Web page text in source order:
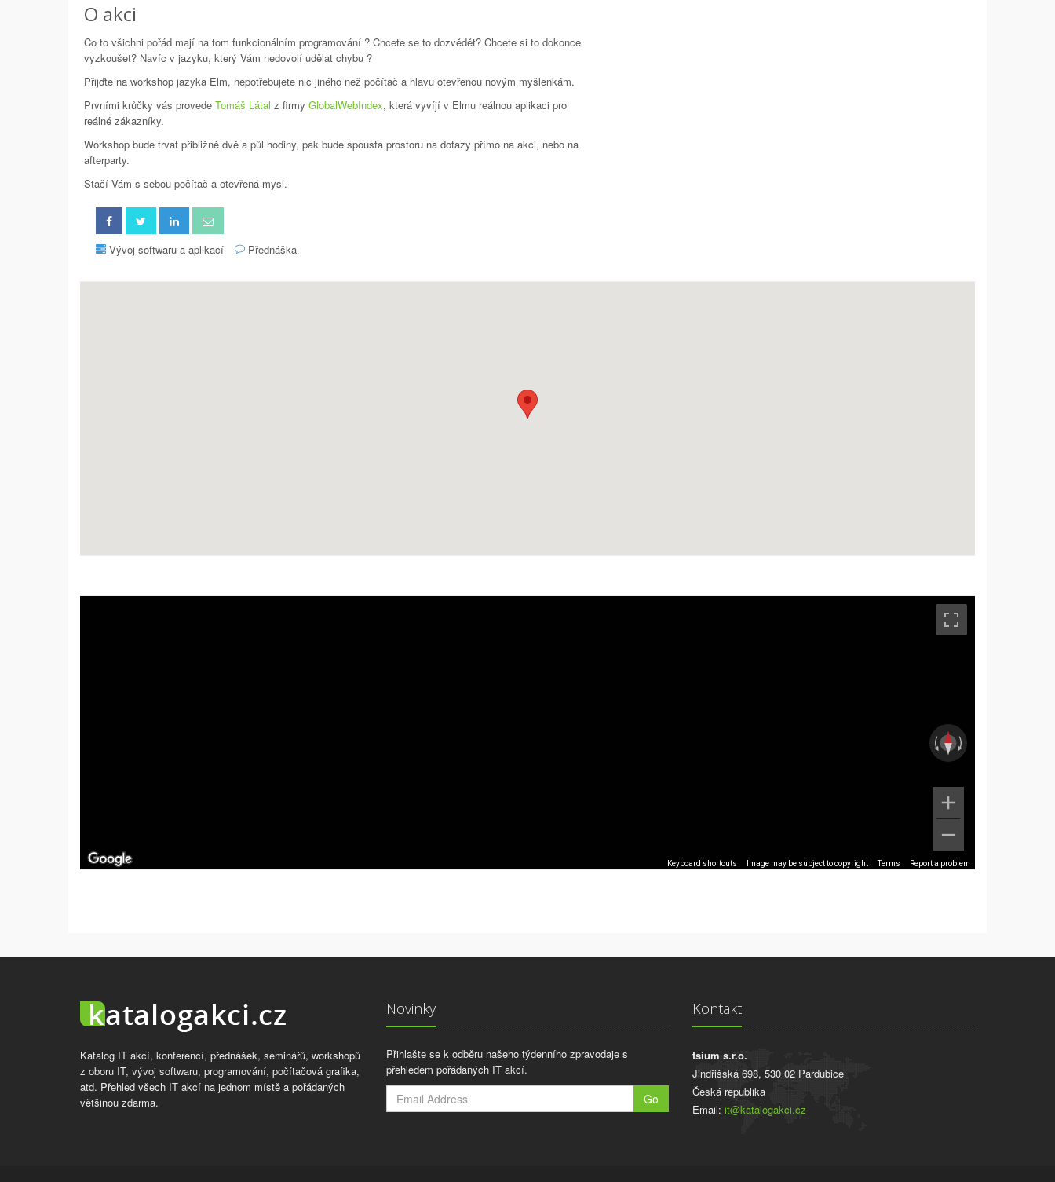
O akci
Co to všichni pořád mají na tom funkcionálním programování ? Chcete se to dozvědět? Chcete si to dokonce
vyzkoušet? Navíc v jazyku, který Vám nedovolí udělat chybu ?
Přijďte na workshop jazyka Elm, nepotřebujete nic jiného než počítač a hlavu otevřenou novým myšlenkám.
Prvními krůčky vás provede Tomáš Látal z firmy GlobalWebIndex, která vyvíjí v Elmu reálnou aplikaci pro
reálné zákazníky.
Workshop bude trvat přibližně dvě a půl hodiny, pak bude spousta prostoru na dotazy přímo na akci, nebo na
afterparty.
Stačí Vám s sebou počítač a otevřená mysl.
Vývoj softwaru a aplikací Přednáška
Keyboard shortcuts Image may be subject to copyright Terms Report a problem
Katalog IT akcí, konferencí, přednášek, seminářů, workshopů
z oboru IT, vývoj softwaru, programování, počítačová grafika,
atd. Přehled všech IT akcí na jednom místě a pořádaných
většinou zdarma.
Novinky
Přihlašte se k odběru našeho týdenního zpravodaje s
přehledem pořádaných IT akcí.
Go
Kontakt
tsium s.r.o.
Jindřišská 698, 530 02 Pardubice
Česká republika
Email: it@katalogakci.cz